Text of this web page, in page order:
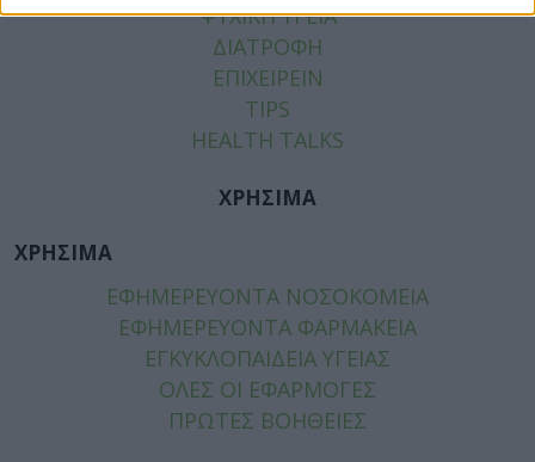
ΨΥΧΙΚΗ ΥΓΕΙΑ
ΔΙΑΤΡΟΦΗ
ΕΠΙΧΕΙΡΕΙΝ
TIPS
HEALTH TALKS
ΧΡΗΣΙΜΑ
ΧΡΗΣΙΜΑ
ΕΦΗΜΕΡΕΥΟΝΤΑ ΝΟΣΟΚΟΜΕΙΑ
ΕΦΗΜΕΡΕΥΟΝΤΑ ΦΑΡΜΑΚΕΙΑ
ΕΓΚΥΚΛΟΠΑΙΔΕΙΑ ΥΓΕΙΑΣ
ΟΛΕΣ ΟΙ ΕΦΑΡΜΟΓΕΣ
ΠΡΩΤΕΣ ΒΟΗΘΕΙΕΣ